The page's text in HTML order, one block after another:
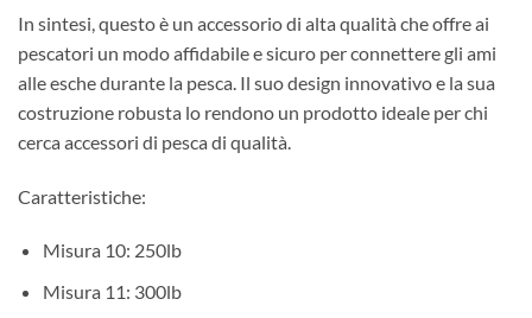
In sintesi, questo è un accessorio di alta qualità che offre ai
pescatori un modo affidabile e sicuro per connettere gli ami
alle esche durante la pesca. Il suo design innovativo e la sua
costruzione robusta lo rendono un prodotto ideale per chi
cerca accessori di pesca di qualità.
Caratteristiche:
Misura 10: 250lb
Misura 11: 300lb